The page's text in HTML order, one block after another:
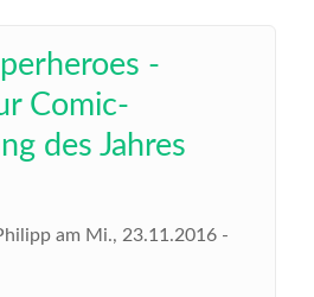
-
Comic-
des Jahres
am Mi., 23.11.2016 -